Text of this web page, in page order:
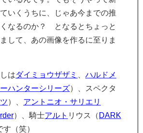
いくうちに、じゃあ今までの推
なるのか？ となるとちょっと
して、あの画像を作るに至りま
はダイミョウザザミ
ハルドメ
ハンターシリーズ）、スペクタ
）、 アントニオ・サリエリ
）、騎士アルト リウス（ DARK
す（笑）